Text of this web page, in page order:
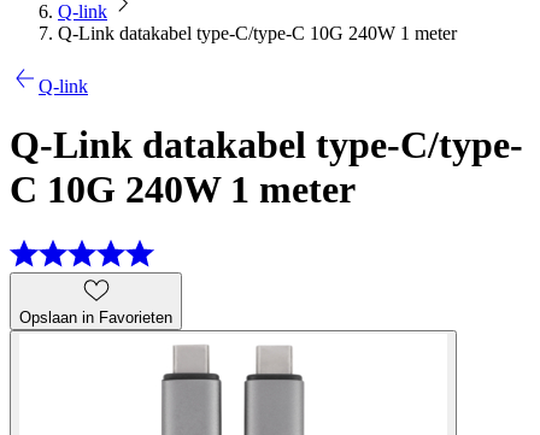
Q-link
Q-Link datakabel type-C/type-C 10G 240W 1 meter
Q-link
Q-Link datakabel type-C/type-
C 10G 240W 1 meter
Opslaan in Favorieten